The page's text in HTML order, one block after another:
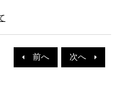
前へ 次へ